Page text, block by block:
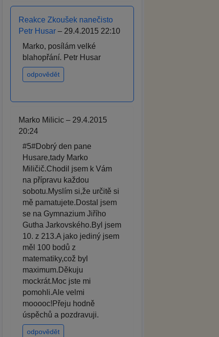
Reakce Zkoušek nanečisto
Petr Husar – 29.4.2015 22:10
Marko, posílám velké
blahopřání. Petr Husar
odpovědět
Marko Milicic – 29.4.2015
20:24
#5#Dobrý den pane
Husare,tady Marko
Miličič.Chodil jsem k Vám
na přípravu každou
sobotu.Myslím si,že určitě si
mě pamatujete.Dostal jsem
se na Gymnazium Jiřího
Gutha Jarkovského.Byl jsem
10. z 213.A jako jediný jsem
měl 100 bodů z
matematiky,což byl
maximum.Děkuju
mockrát.Moc jste mi
pomohli.Ale velmi
mooooc!Přeju hodně
úspěchů a pozdravuji.
odpovědět